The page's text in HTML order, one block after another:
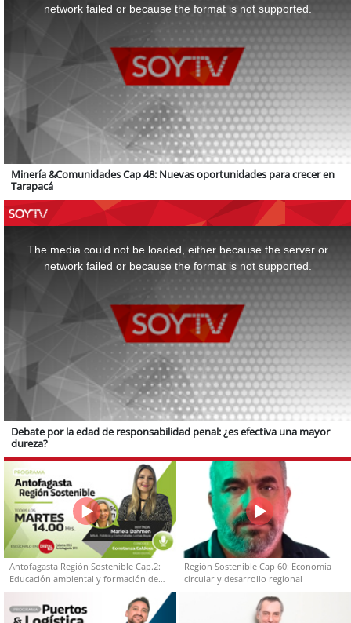
network failed or because the format is not supported.
Minería &Comunidades Cap 48: Nuevas oportunidades para crecer en
Tarapacá
The media could not be loaded, either because the server or
network failed or because the format is not supported.
Debate por la edad de responsabilidad penal: ¿es efectiva una mayor
dureza?
Antofagasta Región Sostenible Cap.2:
Educación ambiental y formación de
capacidades técnicas
Región Sostenible Cap 60: Economía
circular y desarrollo regional